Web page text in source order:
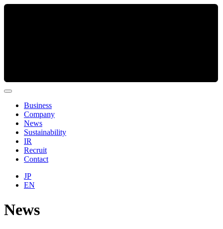
Business
Company
News
Sustainability
IR
Recruit
Contact
JP
EN
News